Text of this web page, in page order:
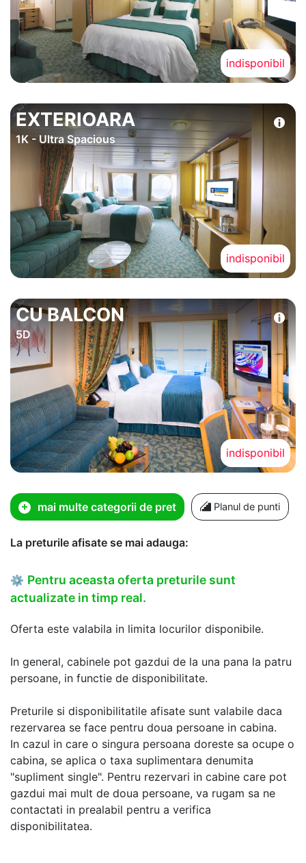
indisponibil
EXTERIOARA
1K - Ultra Spacious
indisponibil
CU BALCON
5D
indisponibil
mai multe categorii de pret Planul de punti
La preturile afisate se mai adauga:
⚙ Pentru aceasta oferta preturile sunt
actualizate in timp real.
Oferta este valabila in limita locurilor disponibile.
In general, cabinele pot gazdui de la una pana la patru
persoane, in functie de disponibilitate.
Preturile si disponibilitatile afisate sunt valabile daca
rezervarea se face pentru doua persoane in cabina.
In cazul in care o singura persoana doreste sa ocupe o
cabina, se aplica o taxa suplimentara denumita
"supliment single". Pentru rezervari in cabine care pot
gazdui mai mult de doua persoane, va rugam sa ne
contactati in prealabil pentru a verifica
disponibilitatea.